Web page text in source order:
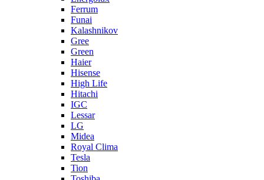
Ferrum
Funai
Kalashnikov
Gree
Grеen
Haier
Hisense
High Life
Hitachi
IGC
Lessar
LG
Midea
Royal Clima
Tesla
Tion